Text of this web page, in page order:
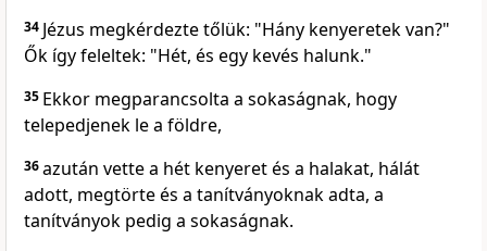
34 Jézus megkérdezte tőlük: "Hány kenyeretek van?"
Ők így feleltek: "Hét, és egy kevés halunk."
35 Ekkor megparancsolta a sokaságnak, hogy
telepedjenek le a földre,
36azután vette a hét kenyeret és a halakat, hálát
adott, megtörte és a tanítványoknak adta, a
tanítványok pedig a sokaságnak.